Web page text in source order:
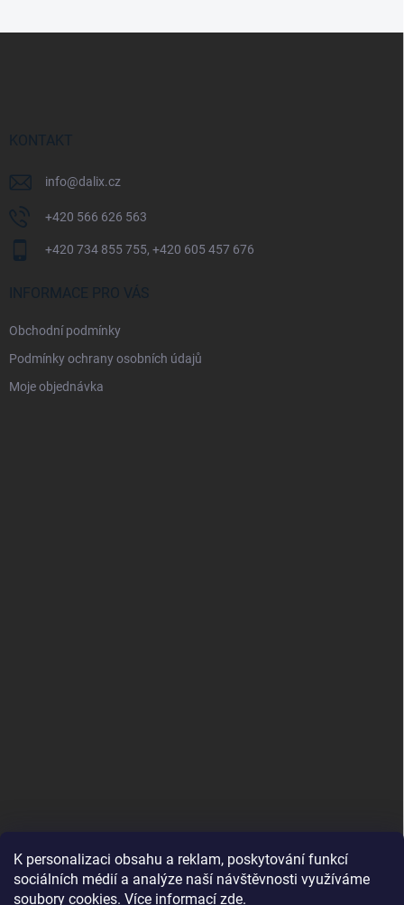
K personalizaci obsahu a reklam, poskytování funkcí
sociálních médií a analýze naší návštěvnosti využíváme
soubory cookies. Více informací zde.
KONTAKT
info@dalix.cz
+420 566 626 563
+420 734 855 755, +420 605 457 676
INFORMACE PRO VÁS
Obchodní podmínky
Podmínky ochrany osobních údajů
Moje objednávka